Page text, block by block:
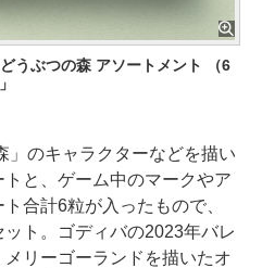
うぶつの森 アソートメント （6
のキャラクターなどを描い
と、ゲーム中のマークやア
合計6粒が入ったもので、
ト。ゴディバの2023年バレ
リーゴーランドを描いたオ